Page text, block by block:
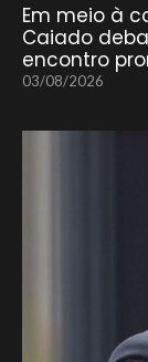
Em meio à
Caiado
encontro
03/08/2026